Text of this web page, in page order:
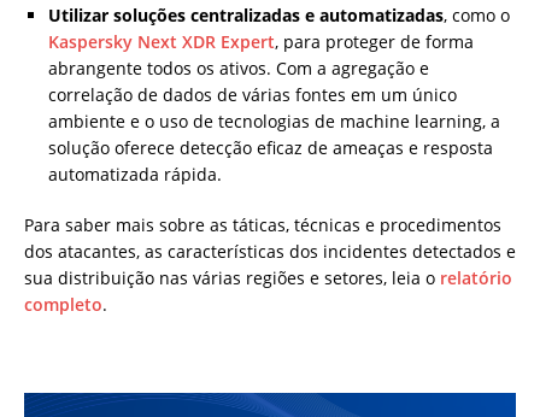
Utilizar soluções centralizadas e automatizadas, como o
Kaspersky Next XDR Expert, para proteger de forma
abrangente todos os ativos. Com a agregação e
correlação de dados de várias fontes em um único
ambiente e o uso de tecnologias de machine learning, a
solução oferece detecção eficaz de ameaças e resposta
automatizada rápida.
Para saber mais sobre as táticas, técnicas e procedimentos
dos atacantes, as características dos incidentes detectados e
sua distribuição nas várias regiões e setores, leia o relatório
completo.